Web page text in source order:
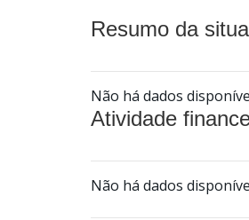
Resumo da
Não há dados
Atividade
Não há dados